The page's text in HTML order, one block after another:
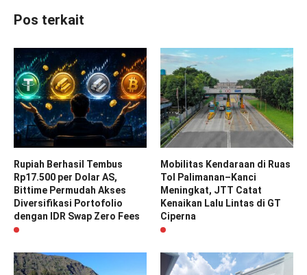
Pos terkait
Rupiah Berhasil Tembus
Rp17.500 per Dolar AS,
Bittime Permudah Akses
Diversifikasi Portofolio
dengan IDR Swap Zero Fees
Mobilitas Kendaraan di Ruas
Tol Palimanan–Kanci
Meningkat, JTT Catat
Kenaikan Lalu Lintas di GT
Ciperna